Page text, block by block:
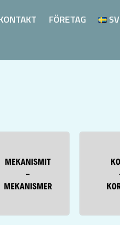
FÖRETAG